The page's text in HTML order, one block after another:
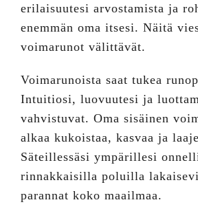
erilaisuutesi arvostamista ja
enemmän oma itsesi. Näitä
voimarunot välittävät.
Voimarunoista saat tukea
Intuitiosi, luovuutesi ja
vahvistuvat. Oma sisäinen
alkaa kukoistaa, kasvaa ja
Säteillessäsi ympärillesi
rinnakkaisilla poluilla
parannat koko maailmaa.